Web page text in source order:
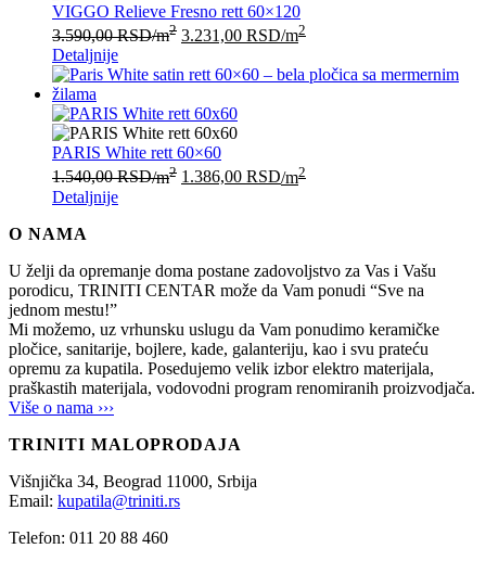
VIGGO Relieve Fresno rett 60×120
3.590,00RSD/m2 3.231,00 RSD/m2
Detaljnije
PARIS White rett 60×60
1.540,00RSD/m2 1.386,00 RSD/m2
Detaljnije
O NAMA
U želji da opremanje doma postane zadovoljstvo za Vas i Vašu
porodicu, TRINITI CENTAR može da Vam ponudi “Sve na
jednom mestu!”
Mi možemo, uz vrhunsku uslugu da Vam ponudimo keramičke
pločice, sanitarije, bojlere, kade, galanteriju, kao i svu prateću
opremu za kupatila. Posedujemo velik izbor elektro materijala,
praškastih materijala, vodovodni program renomiranih proizvodjača.
Više o nama ›››
TRINITI MALOPRODAJA
Višnjička 34, Beograd 11000, Srbija
Email: kupatila@triniti.rs
Telefon: 011 20 88 460